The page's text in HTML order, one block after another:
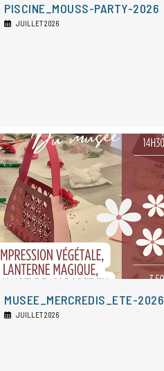
PISCINE_MOUSS-PARTY-2026
JUILLET 2026
MUSEE_MERCREDIS_ETE-2026
JUILLET 2026